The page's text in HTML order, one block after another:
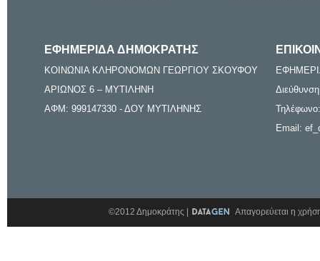
ΕΦΗΜΕΡΙΔΑ ΔΗΜΟΚΡΑΤΗΣ
ΚΟΙΝΩΝΙΑ ΚΛΗΡΟΝΟΜΩΝ ΓΕΩΡΓΙΟΥ ΣΚΟΥΦΟΥ
ΑΡΙΩΝΟΣ 6 – ΜΥΤΙΛΗΝΗ
ΑΦΜ: 999147330 - ΔΟΥ ΜΥΤΙΛΗΝΗΣ
Email:
©2012 Δημοκράτης | Απαγορεύεται η